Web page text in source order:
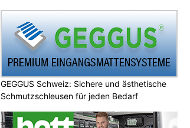
GEGGUS Schweiz: Sichere und ästhetische
Schmutzschleusen für jeden Bedarf